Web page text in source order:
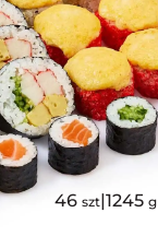
46szt|1245g